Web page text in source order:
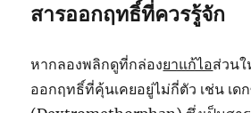
สารออกฤทธิ์ที่ควรรู้จัก
หากลองพลิกดูที่กล่องยาแก้ไอส่วน
ออกฤทธิ์ที่คุ้นเคยอยู่ไม่กี่ตัว เช่น เด